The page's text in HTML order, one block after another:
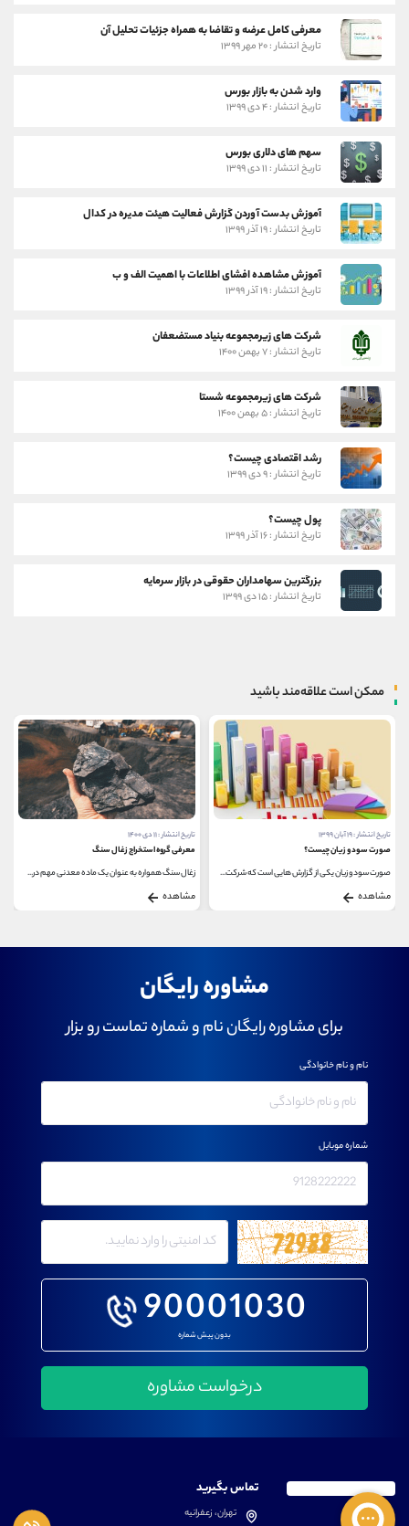
معرفی کامل عرضه و تقاضا به همراه جزئیات تحلیل آن
تاریخ انتشار : ۲۰ مهر ۱۳۹۹
وارد شدن به بازار بورس
تاریخ انتشار : ۴ دی ۱۳۹۹
سهم های دلاری بورس
تاریخ انتشار : ۱۱ دی ۱۳۹۹
آموزش بدست آوردن گزارش فعالیت هیئت مدیره در کدال
تاریخ انتشار : ۱۹ آذر ۱۳۹۹
آموزش مشاهده افشای اطلاعات با اهمیت الف و ب
تاریخ انتشار : ۱۹ آذر ۱۳۹۹
شرکت های زیرمجموعه بنیاد مستضعفان
تاریخ انتشار : ۷ بهمن ۱۴۰۰
شرکت های زیرمجموعه شستا
تاریخ انتشار : ۵ بهمن ۱۴۰۰
رشد اقتصادی چیست؟
تاریخ انتشار : ۹ دی ۱۳۹۹
پول چیست؟
تاریخ انتشار : ۱۶ آذر ۱۳۹۹
بزرگترین سهامداران حقوقی در بازار سرمایه
تاریخ انتشار : ۱۵ دی ۱۳۹۹
ممکن است علاقه‌مند باشید
تاریخ انتشار : ۱۹ آبان ۱۳۹۹
صورت سود و زیان چیست؟
صورت سود و زیان یکی از گزارش هایی است که شرکت...
مشاهده
تاریخ انتشار : ۱۱ دی ۱۴۰۰
معرفی گروه استخراج زغال سنگ
زغال سنگ همواره به عنوان یک ماده معدنی مهم در...
مشاهده
مشاوره رایگان
برای مشاوره رایگان نام و شماره تماست رو بزار
90001030
بدون پیش شماره
نام و نام خانوادگی
شماره موبایل
تماس بگیرید
تهران، زعفرانیه